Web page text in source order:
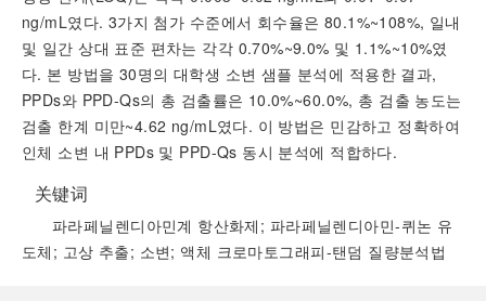
ng/mL였다. 3가지 첨가 수준에서 회수율은 80.1%~108%, 일내
및 일간 상대 표준 편차는 각각 0.70%~9.0% 및 1.1%~10%였
다. 본 방법을 30명의 대학생 소변 샘플 분석에 적용한 결과,
PPDs와 PPD-Qs의 총 검출률은 10.0%~60.0%, 총 검출 농도는
검출 한계 미만~4.62 ng/mL였다. 이 방법은 민감하고 정확하여
인체 소변 내 PPDs 및 PPD-Qs 동시 분석에 적합하다.
关键词
파라페닐렌디아민계 항산화제; 파라페닐렌디아민-퀴논 유
도체; 고상 추출; 소변; 액체 크로마토그래피-탠덤 질량분석법